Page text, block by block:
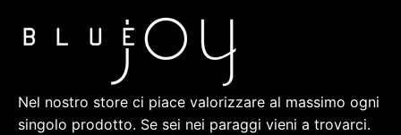
Nel nostro store ci piace valorizzare al massimo ogni
singolo prodotto. Se sei nei paraggi vieni a trovarci.